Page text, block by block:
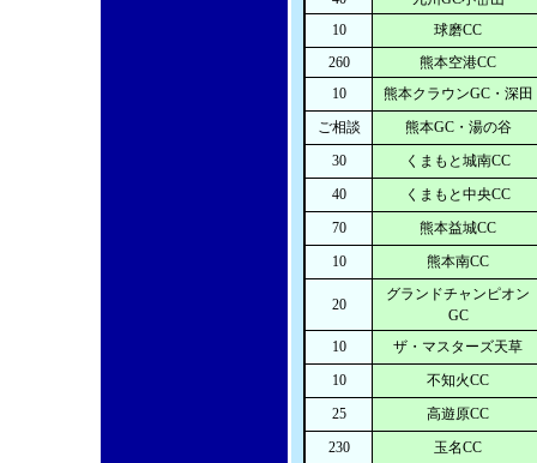
10
球磨CC
260
熊本空港CC
10
熊本クラウンGC・深田
ご相談
熊本GC・湯の谷
30
くまもと城南CC
40
くまもと中央CC
70
熊本益城CC
10
熊本南CC
20
グランドチャンピオン
GC
10
ザ・マスターズ天草
10
不知火CC
25
高遊原CC
230
玉名CC